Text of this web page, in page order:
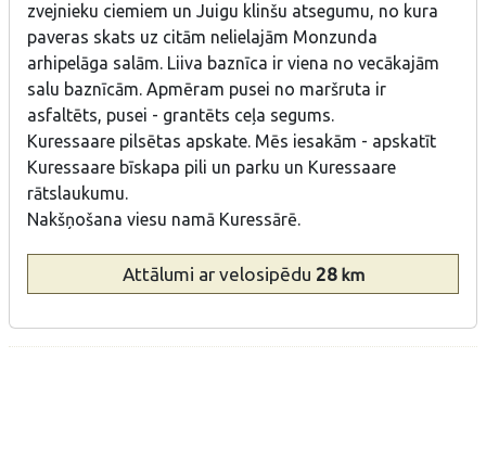
zvejnieku ciemiem un Juigu klinšu atsegumu, no kura
paveras skats uz citām nelielajām Monzunda
arhipelāga salām. Liiva baznīca ir viena no vecākajām
salu baznīcām. Apmēram pusei no maršruta ir
asfaltēts, pusei - grantēts ceļa segums.
Kuressaare pilsētas apskate. Mēs iesakām - apskatīt
Kuressaare bīskapa pili un parku un Kuressaare
rātslaukumu.
Nakšņošana viesu namā Kuressārē.
Attālumi ar velosipēdu 28km